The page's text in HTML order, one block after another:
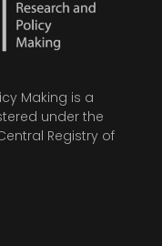
Making is a
under the
Registry of